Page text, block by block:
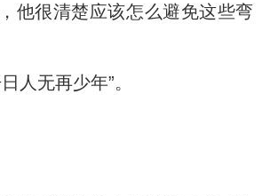
他很清楚应该怎么避免这些弯
人无再少年”。